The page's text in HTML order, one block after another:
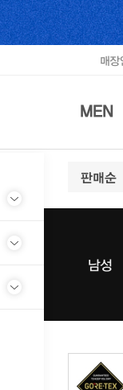
매장
MEN
판매순
남성